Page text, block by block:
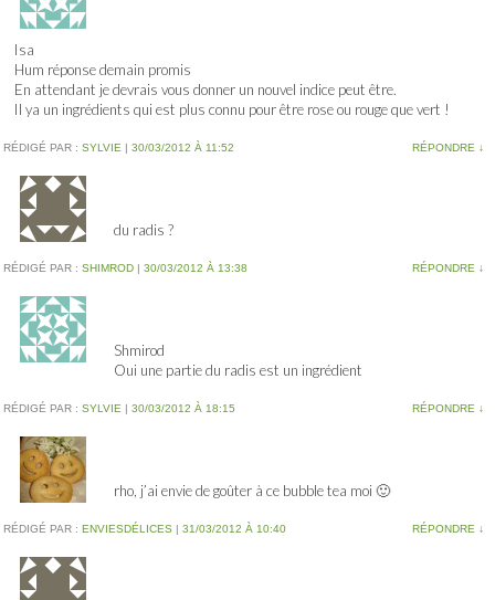
Isa
Hum réponse demain promis
En attendant je devrais vous donner un nouvel indice peut être.
Il ya un ingrédients qui est plus connu pour être rose ou rouge que vert !
RÉDIGÉ PAR : SYLVIE | 30/03/2012 À 11:52 RÉPONDRE ↓
du radis ?
RÉDIGÉ PAR : SHIMROD | 30/03/2012 À 13:38 RÉPONDRE ↓
Shmirod
Oui une partie du radis est un ingrédient
RÉDIGÉ PAR : SYLVIE | 30/03/2012 À 18:15 RÉPONDRE ↓
rho, j’ai envie de goûter à ce bubble tea moi 🙂
RÉDIGÉ PAR : ENVIESDÉLICES | 31/03/2012 À 10:40 RÉPONDRE ↓